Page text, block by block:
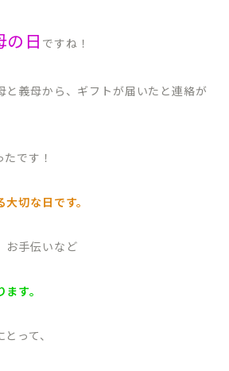
の日 ですね！
と義母から、ギフトが届いたと連絡が
です！
切な日です。
お手伝いなど
す。
って、